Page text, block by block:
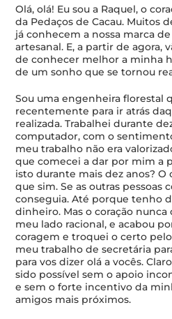
Olá, olá! Eu sou a Raquel, o
da Pedaços de Cacau. Muitos
já conhecem a nossa marca
artesanal. E, a partir de agora,
de conhecer melhor a minha
de um sonho que se tornou
Sou uma engenheira florestal
recentemente para ir atrás
realizada. Trabalhei durante
computador, com o
meu trabalho não era
que comecei a dar por mim a
isto durante mais dez anos?
que sim. Se as outras pessoas
conseguia. Até porque tenho
dinheiro. Mas o coração
meu lado racional, e acabou
coragem e troquei o certo
meu trabalho de secretária
para vos dizer olá a vocês.
sido possível sem o apoio
e sem o forte incentivo da
amigos mais próximos.